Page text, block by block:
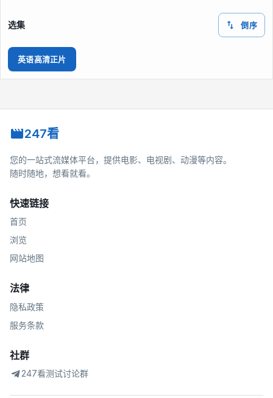
选集 倒序
英语高清正片
247看
您的一站式流媒体平台，提供电影、电视剧、动漫等内容。
随时随地，想看就看。
快速链接
首页
浏览
网站地图
法律
隐私政策
服务条款
社群
247看测试讨论群